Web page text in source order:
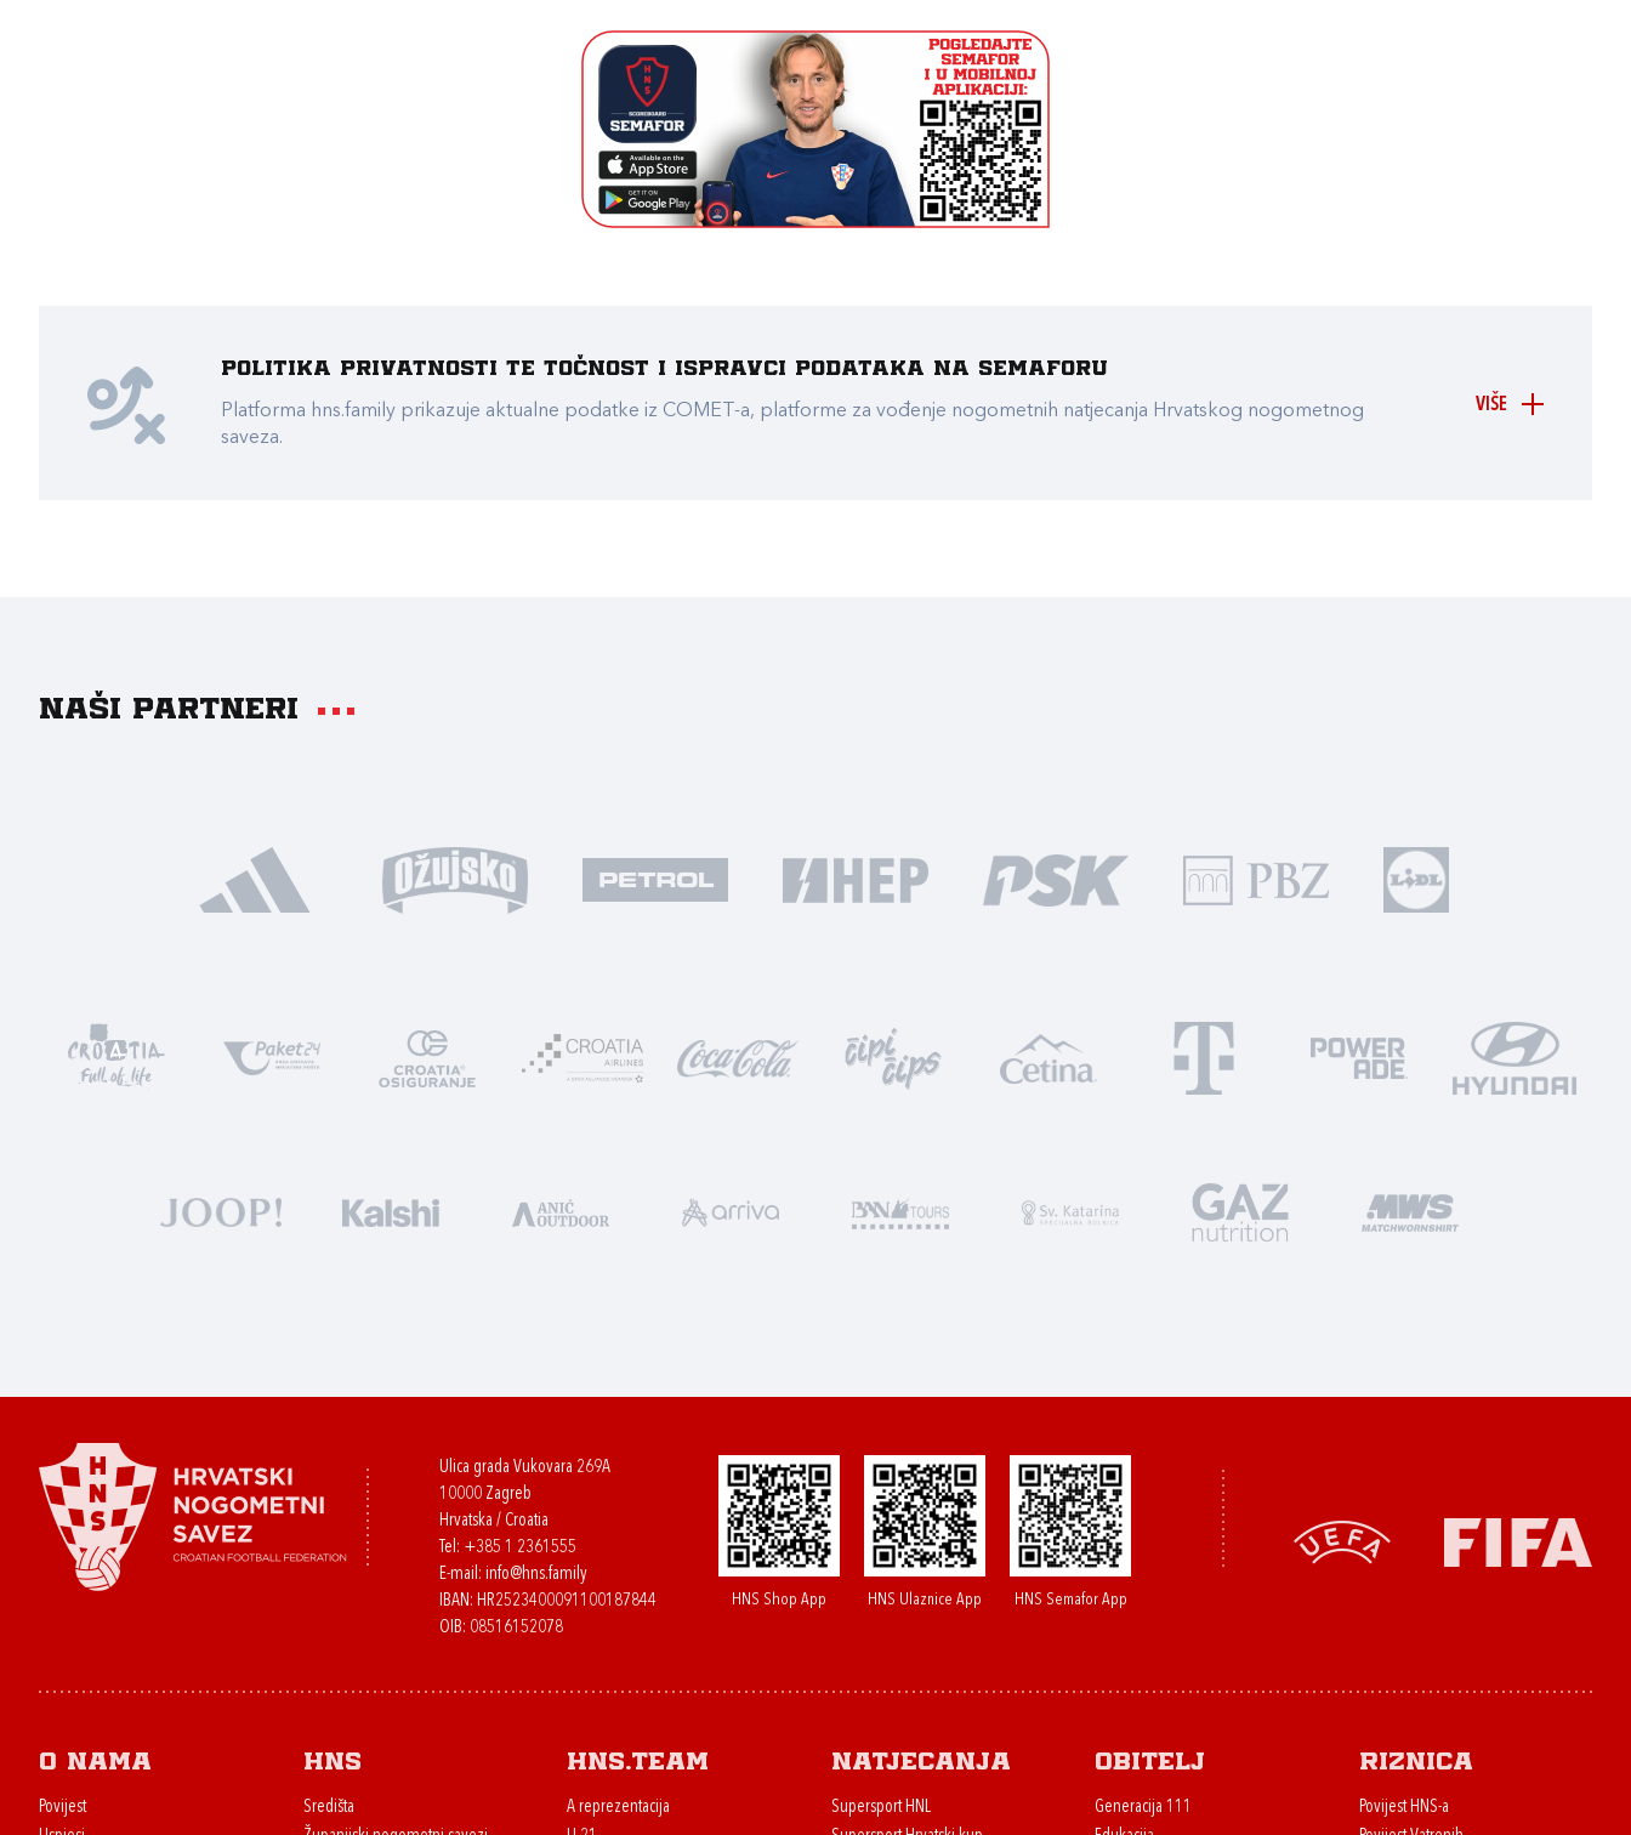
VIŠE
Politika privatnosti te točnost i ispravci podataka na Semaforu
Platforma hns.family prikazuje aktualne podatke iz COMET-a, platforme za vođenje nogometnih natjecanja Hrvatskog nogometnog
saveza.
Naši partneri
Ulica grada Vukovara 269A
10000 Zagreb
Hrvatska / Croatia
Tel: +385 1 2361555
E-mail: info@hns.family
IBAN: HR2523400091100187844
OIB: 08516152078
HNS Shop App HNS Ulaznice App HNS Semafor App
O nama
Povijest
HNS
Središta
HNS.team
A reprezentacija
Natjecanja
Supersport HNL
Obitelj
Generacija 111
Riznica
Povijest HNS-a